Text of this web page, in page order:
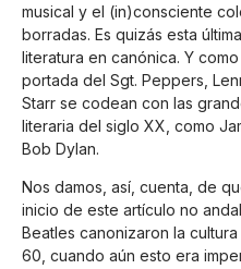
musical y el (in)consciente
borradas. Es quizás esta
literatura en canónica. Y
portada del Sgt. Peppers,
Starr se codean con las
literaria del siglo XX, como
Bob Dylan.
Nos damos, así, cuenta, de
inicio de este artículo no
Beatles canonizaron la
60, cuando aún esto era